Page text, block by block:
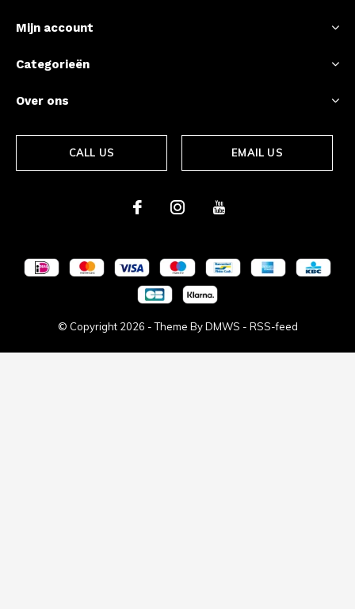
Mijn account
Categorieën
Over ons
CALL US EMAIL US
© Copyright 2026 - Theme ByDMWS - RSS-feed